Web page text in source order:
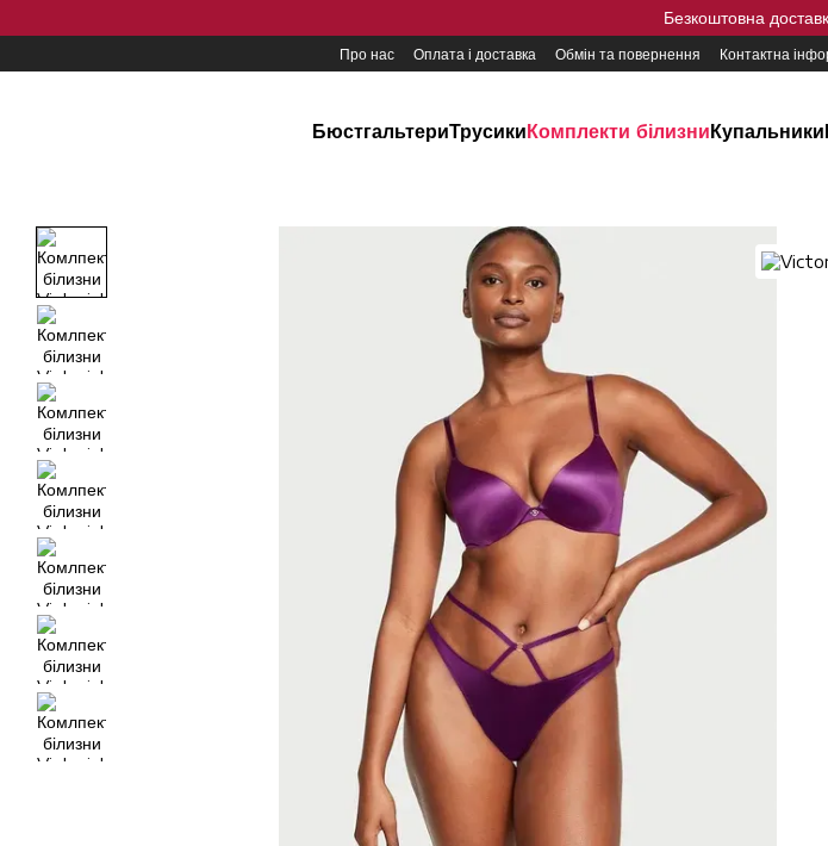
Безкоштовна
Про нас Оплата і доставка Обмін та повернення Контактна
БюстгальтериТрусикиКомплекти білизниКупальники